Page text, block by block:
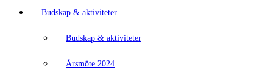
Budskap & aktiviteter
Budskap & aktiviteter
Årsmöte 2024